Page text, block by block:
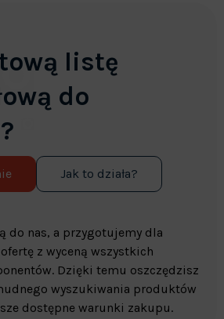
listę
do
Jak to działa?
do nas, a przygotujemy dla
z wyceną wszystkich
Dzięki temu oszczędzisz
wyszukiwania produktów
dostępne warunki zakupu.